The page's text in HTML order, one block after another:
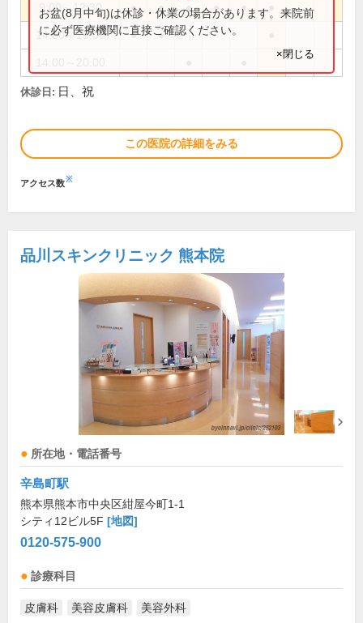
9:00～12:30 ● ● ● ● ●
14:00～18:00 ● ●
お盆(8月中旬)は休診・休業の場合があります。来院前
に必ず医療機関に直接ご確認ください。
×閉じる
休診日: 日、祝
この医院の詳細をみる
アクセス数※
品川スキンクリニック 熊本院
所在地・電話番号
辛島町駅
熊本県熊本市中央区紺屋今町1-1
シティ12ビル5F [地図]
0120-575-900
診療科目
皮膚科 美容皮膚科 美容外科